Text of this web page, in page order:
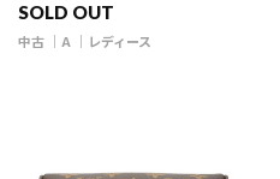
SOLD OUT
中古 A レディース